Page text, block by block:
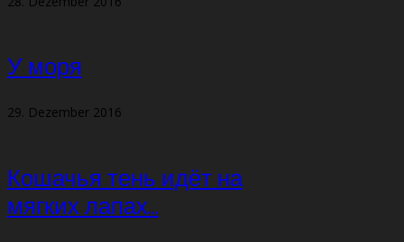
У моря
29. Dezember 2016
Кошачья тень идёт на
мягких лапах…